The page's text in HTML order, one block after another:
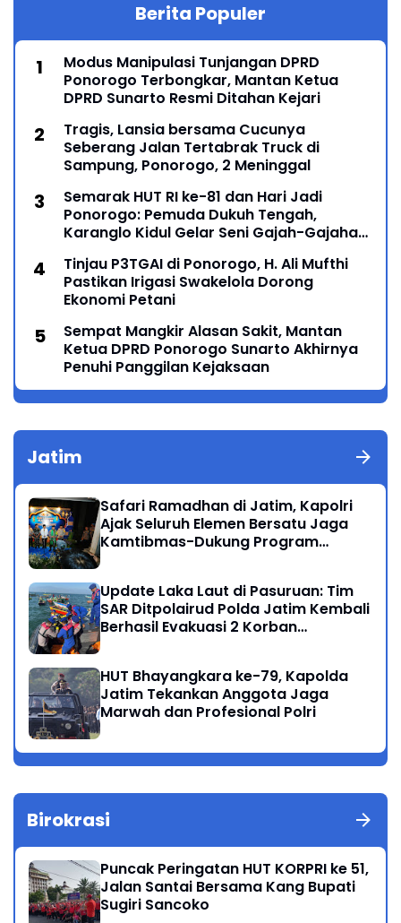
Berita Populer
Modus Manipulasi Tunjangan DPRD
Ponorogo Terbongkar, Mantan Ketua
DPRD Sunarto Resmi Ditahan Kejari
Tragis, Lansia bersama Cucunya
Seberang Jalan Tertabrak Truck di
Sampung, Ponorogo, 2 Meninggal
Semarak HUT RI ke-81 dan Hari Jadi
Ponorogo: Pemuda Dukuh Tengah,
Karanglo Kidul Gelar Seni Gajah-Gajahan,
Tinjau P3TGAI di Ponorogo, H. Ali Mufthi
Pastikan Irigasi Swakelola Dorong
Ekonomi Petani
Sempat Mangkir Alasan Sakit, Mantan
Ketua DPRD Ponorogo Sunarto Akhirnya
Penuhi Panggilan Kejaksaan
Jatim
Safari Ramadhan di Jatim, Kapolri
Ajak Seluruh Elemen Bersatu Jaga
Kamtibmas-Dukung Program
Update Laka Laut di Pasuruan: Tim
SAR Ditpolairud Polda Jatim Kembali
Berhasil Evakuasi 2 Korban
HUT Bhayangkara ke-79, Kapolda
Jatim Tekankan Anggota Jaga
Marwah dan Profesional Polri
Birokrasi
Puncak Peringatan HUT KORPRI ke 51,
Jalan Santai Bersama Kang Bupati
Sugiri Sancoko